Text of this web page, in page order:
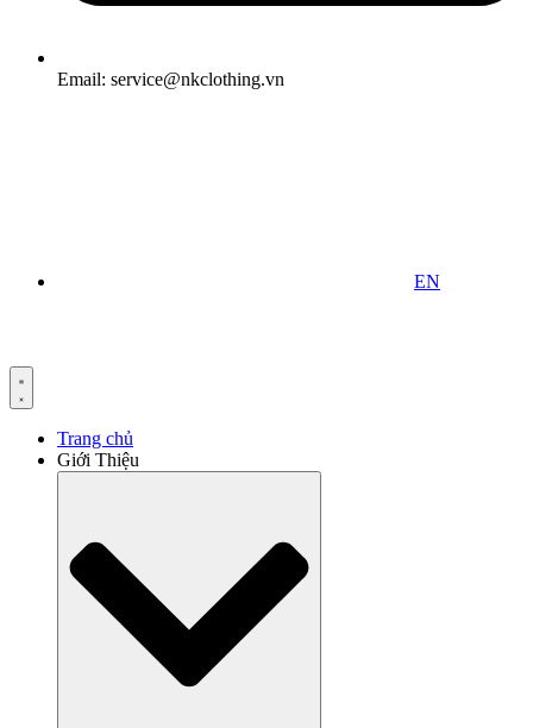
Email: service@nkclothing.vn
EN
Trang chủ
Giới Thiệu